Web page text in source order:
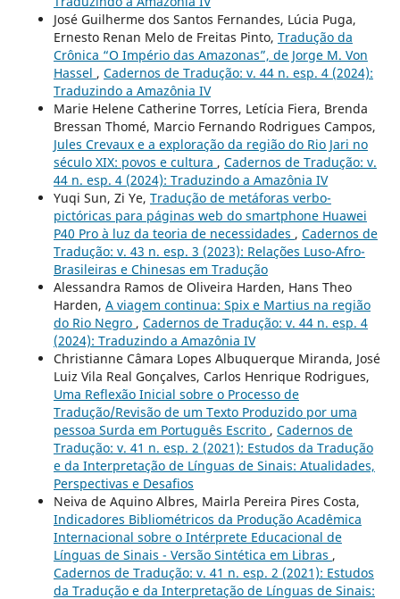
José Guilherme dos Santos Fernandes, Lúcia Puga,
Ernesto Renan Melo de Freitas Pinto, Tradução da
Crônica “O Império das Amazonas”, de Jorge M. Von
Hassel , Cadernos de Tradução: v. 44 n. esp. 4 (2024):
Traduzindo a Amazônia IV
Marie Helene Catherine Torres, Letícia Fiera, Brenda
Bressan Thomé, Marcio Fernando Rodrigues Campos,
Jules Crevaux e a exploração da região do Rio Jari no
século XIX: povos e cultura , Cadernos de Tradução: v.
44 n. esp. 4 (2024): Traduzindo a Amazônia IV
Yuqi Sun, Zi Ye, Tradução de metáforas verbo-
pictóricas para páginas web do smartphone Huawei
P40 Pro à luz da teoria de necessidades , Cadernos de
Tradução: v. 43 n. esp. 3 (2023): Relações Luso-Afro-
Brasileiras e Chinesas em Tradução
Alessandra Ramos de Oliveira Harden, Hans Theo
Harden, A viagem continua: Spix e Martius na região
do Rio Negro , Cadernos de Tradução: v. 44 n. esp. 4
(2024): Traduzindo a Amazônia IV
Christianne Câmara Lopes Albuquerque Miranda, José
Luiz Vila Real Gonçalves, Carlos Henrique Rodrigues,
Uma Reflexão Inicial sobre o Processo de
Tradução/Revisão de um Texto Produzido por uma
pessoa Surda em Português Escrito , Cadernos de
Tradução: v. 41 n. esp. 2 (2021): Estudos da Tradução
e da Interpretação de Línguas de Sinais: Atualidades,
Perspectivas e Desafios
Neiva de Aquino Albres, Mairla Pereira Pires Costa,
Indicadores Bibliométricos da Produção Acadêmica
Internacional sobre o Intérprete Educacional de
Línguas de Sinais - Versão Sintética em Libras ,
Cadernos de Tradução: v. 41 n. esp. 2 (2021): Estudos
da Tradução e da Interpretação de Línguas de Sinais: